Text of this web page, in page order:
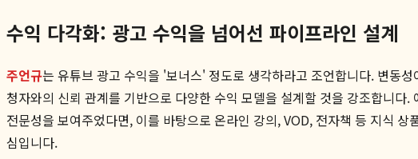
수익 다각화: 광고 수익을 넘어선 파이프라인 설계
주언규는 유튜브 광고 수익을 '보너스' 정도로 생각하라고 조언합니다. 변동
청자와의 신뢰 관계를 기반으로 다양한 수익 모델을 설계할 것을 강조합니
전문성을 보여주었다면, 이를 바탕으로 온라인 강의, VOD, 전자책 등 지식
심입니다.